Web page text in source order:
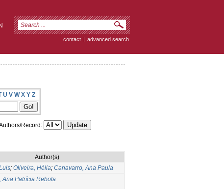
contact | advanced search
U V W X Y Z
Record:
Author(s)
; Oliveira, Hélia; Canavarro, Ana Paula
Ana Patrícia Rebola